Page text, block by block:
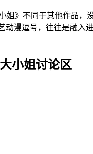
姐》不同于其他作品
漫逗号，往往是融
小姐讨论区